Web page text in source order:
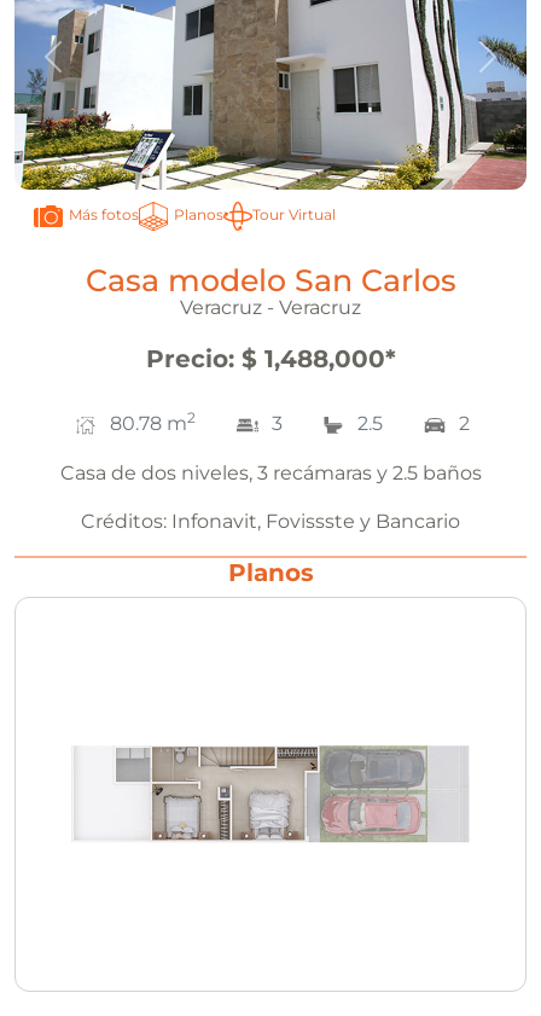
Anterior
Más fotos Planos Tour Virtual
Casa modelo San Carlos
Veracruz - Veracruz
Precio: $ 1,488,000*
80.78 m2 3 2.5 2
Casa de dos niveles, 3 recámaras y 2.5 baños
Créditos: Infonavit, Fovissste y Bancario
Planos